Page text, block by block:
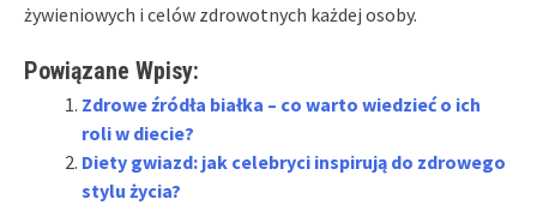
żywieniowych i celów zdrowotnych każdej osoby.
Powiązane Wpisy:
Zdrowe źródła białka – co warto wiedzieć o ich
roli w diecie?
Diety gwiazd: jak celebryci inspirują do zdrowego
stylu życia?